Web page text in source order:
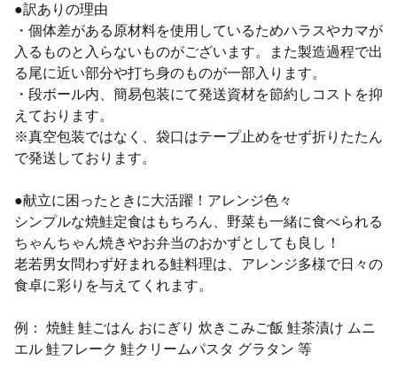
●訳ありの理由
・個体差がある原材料を使用しているためハラスやカマが
入るものと入らないものがございます。また製造過程で出
る尾に近い部分や打ち身のものが一部入ります。
・段ボール内、簡易包装にて発送資材を節約しコストを抑
えております。
※真空包装ではなく、袋口はテープ止めをせず折りたたん
で発送しております。
●献立に困ったときに大活躍！アレンジ色々
シンプルな焼鮭定食はもちろん、野菜も一緒に食べられる
ちゃんちゃん焼きやお弁当のおかずとしても良し！
老若男女問わず好まれる鮭料理は、アレンジ多様で日々の
食卓に彩りを与えてくれます。
例： 焼鮭 鮭ごはん おにぎり 炊きこみご飯 鮭茶漬け ムニ
エル 鮭フレーク 鮭クリームパスタ グラタン 等